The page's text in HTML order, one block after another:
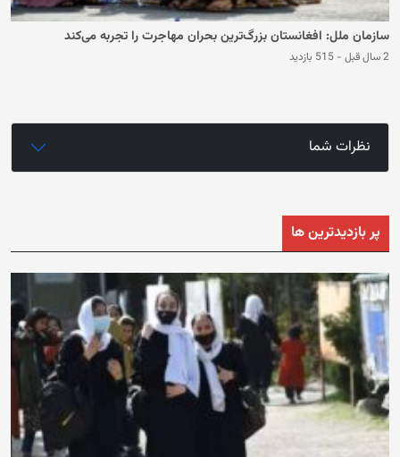
سازمان ملل: افغانستان بزرگ‌ترین بحران مهاجرت را تجربه می‌کند
2 سال قبل - 515 بازدید
نظرات شما
پر بازدیدترین ها